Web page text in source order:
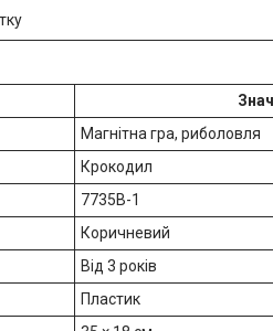
Магнітна гра, риболовля
Крокодил
7735B-1
Коричневий
Від 3 років
Пластик